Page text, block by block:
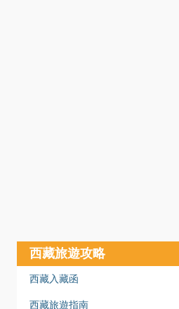
西藏旅遊攻略
西藏入藏函
西藏旅遊指南